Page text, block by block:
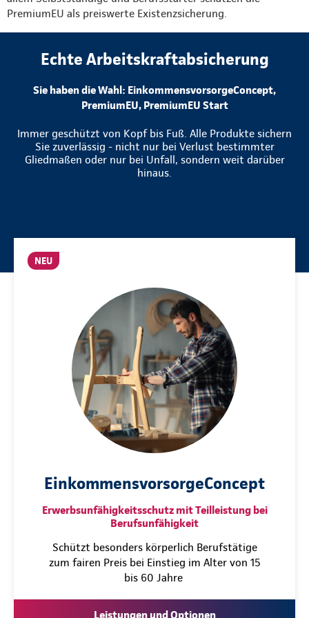
PremiumEU als preiswerte Existenzsicherung.
Echte Arbeitskraftabsicherung
Sie haben die Wahl: EinkommensvorsorgeConcept,
PremiumEU, PremiumEU Start
Immer geschützt von Kopf bis Fuß. Alle Produkte sichern
Sie zuverlässig - nicht nur bei Verlust bestimmter
Gliedmaßen oder nur bei Unfall, sondern weit darüber
hinaus.
NEU
EinkommensvorsorgeConcept
Erwerbsunfähigkeitsschutz mit Teilleistung bei
Berufsunfähigkeit
Schützt besonders körperlich Berufstätige
zum fairen Preis bei Einstieg im Alter von 15
bis 60 Jahre
Leistungen und Optionen